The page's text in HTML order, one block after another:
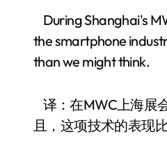
During Shanghai's
the smartphone
than we might think.
译：在MWC上海展
且，这项技术的表现